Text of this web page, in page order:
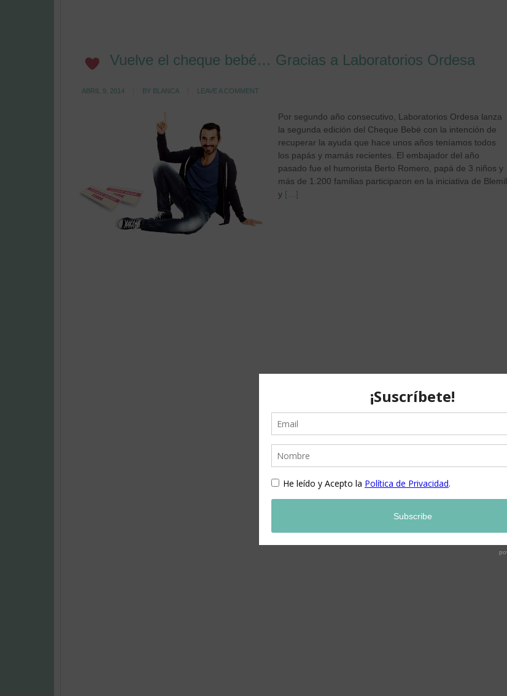
Vuelve el cheque bebé… Gracias a Laboratorios Ordesa
ABRIL 9, 2014 BY BLANCA LEAVE A COMMENT
Por segundo año consecutivo, Laboratorios Ordesa lanza
la segunda edición del Cheque Bebé con la intención de
recuperar la ayuda que hace unos años teníamos todos
los papás y mamás recientes. El embajador del año
pasado fue el humorista Berto Romero, papá de 3 niños y
más de 1.200 familias participaron en la iniciativa de Blemil
y […]